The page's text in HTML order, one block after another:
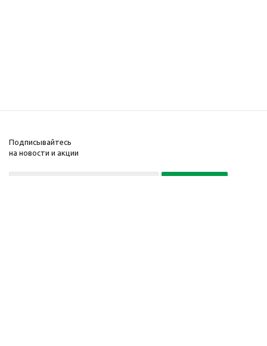
Подписывайтесь
на новости и акции